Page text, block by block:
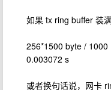
如果 tx ring buffer 装
256*1500 byte /
0.003072 s
或者换句话说，网卡